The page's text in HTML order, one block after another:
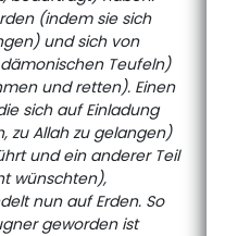
(indem sie sich
und sich von
Teufeln)
und retten). Einen
sich auf Einladung
zu Allah zu gelangen)
und ein anderer Teil
wünschten),
nun auf Erden. So
geworden ist